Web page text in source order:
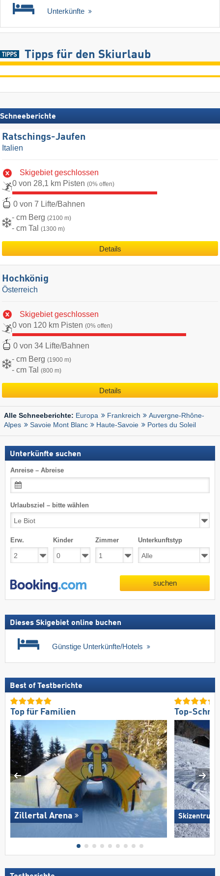
Unterkünfte
Tipps für den Skiurlaub
Schneeberichte
Ratschings-Jaufen
Italien
Skigebiet geschlossen
0 von 28,1 km Pisten (0% offen)
0 von 7 Lifte/Bahnen
- cm Berg (2100 m)
- cm Tal (1300 m)
Details
Hochkönig
Österreich
Skigebiet geschlossen
0 von 120 km Pisten (0% offen)
0 von 34 Lifte/Bahnen
- cm Berg (1900 m)
- cm Tal (800 m)
Details
Alle Schneeberichte: Europa Frankreich
Auvergne-Rhône-
Alpes
Savoie Mont Blanc Haute-Savoie Portes du Soleil
Unterkünfte suchen
Anreise – Abreise
Urlaubsziel – bitte wählen
Erw. Kinder Zimmer Unterkunftstyp
suchen
Dieses Skigebiet online buchen
Günstige Unterkünfte/Hotels
Best of Testberichte
Top für Familien
Zillertal Arena
Top-
Skizentrum